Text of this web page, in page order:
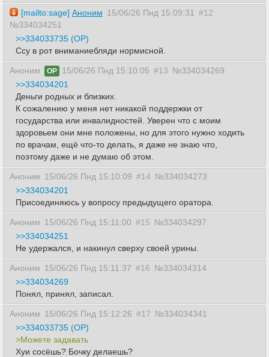
[mailto:sage] Аноним 15/06/26 Пнд 15:09:31
#12
№334034251
>>334033735 (OP)
Ссу в рот вниманиебляди нормисной.
Аноним OP 15/06/26 Пнд 15:10:05 #13 №334034269
>>334034201
Деньги родных и близких.
К сожалению у меня нет никакой поддержки от
государства или инвалидностей. Уверен что с моим
здоровьем они мне положены, но для этого нужно ходить
по врачам, ещё что-то делать, я даже не знаю что,
поэтому даже и не думаю об этом.
Аноним 15/06/26 Пнд 15:10:09 #14 №334034273
>>334034201
Присоединяюсь у вопросу предыдущего оратора.
Аноним 15/06/26 Пнд 15:11:00 #15 №334034297
>>334034251
Не удержался, и накинул сверху своей урины.
Аноним 15/06/26 Пнд 15:11:37 #16 №334034314
>>334034269
Понял, принял, записал.
Аноним 15/06/26 Пнд 15:12:26 #17 №334034341
>>334033735 (OP)
>Можете задавать
Хуи сосёшь? Бочку делаешь?